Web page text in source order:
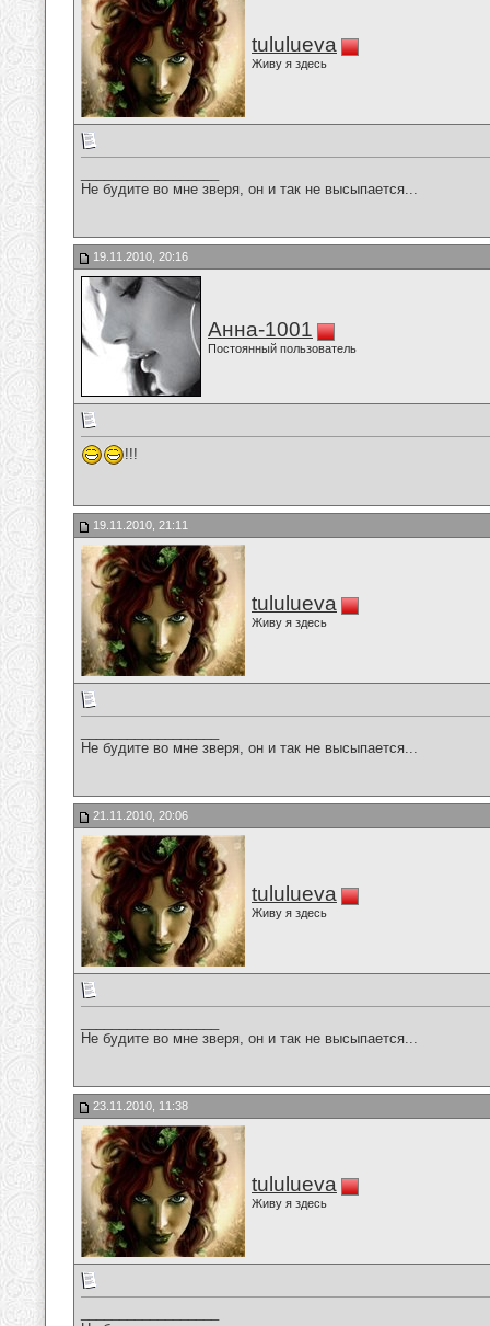
tululueva
Живу я здесь
Не будите во мне зверя, он и так не высыпается...
19.11.2010, 20:16
Анна-1001
Постоянный пользователь
!!!
19.11.2010, 21:11
tululueva
Живу я здесь
Не будите во мне зверя, он и так не высыпается...
21.11.2010, 20:06
tululueva
Живу я здесь
Не будите во мне зверя, он и так не высыпается...
23.11.2010, 11:38
tululueva
Живу я здесь